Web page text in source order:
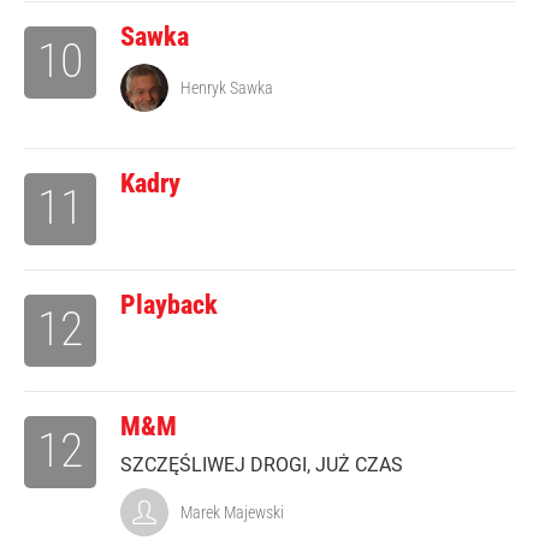
Sawka
10 Henryk Sawka
Kadry
11
Playback
12
M&M
SZCZĘŚLIWEJ DROGI, JUŻ CZAS
12
Marek Majewski